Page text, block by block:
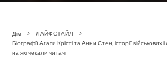
Дім
ЛАЙФСТАЙЛ
Біографії Агати Крісті та Анни Стен, історії військових
на які чекали читачі